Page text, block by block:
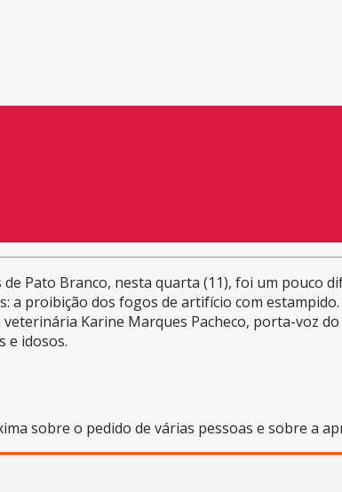
Pato Branco, nesta quarta (11), foi um
proibição dos fogos de artifício com
Karine Marques Pacheco, porta-voz
e idosos.
sobre o pedido de várias pessoas e sobre a